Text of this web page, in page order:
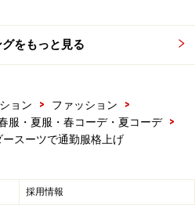
す。最新の内容をご確認くださ
次のページへ
をもっと見る
ョン > ファッション
>
服・夏服・春コーデ・夏コーデ
>
スーツで通勤服格上げ
採用情報